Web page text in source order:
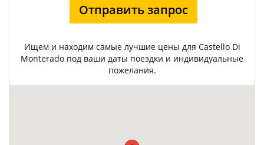
Отправить запрос
Ищем и находим самые лучшие цены для Castello Di
Monterado под ваши даты поездки и индивидуальные
пожелания.